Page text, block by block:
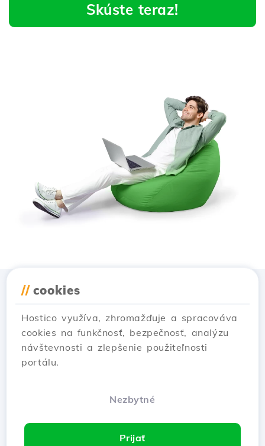
Skúste teraz!
// cookies
Hostico využíva, zhromažďuje a spracováva
cookies na funkčnosť, bezpečnosť, analýzu
návštevnosti a zlepšenie použiteľnosti
portálu.
Nezbytné
Prijať
Stiahnuť aplikáciu